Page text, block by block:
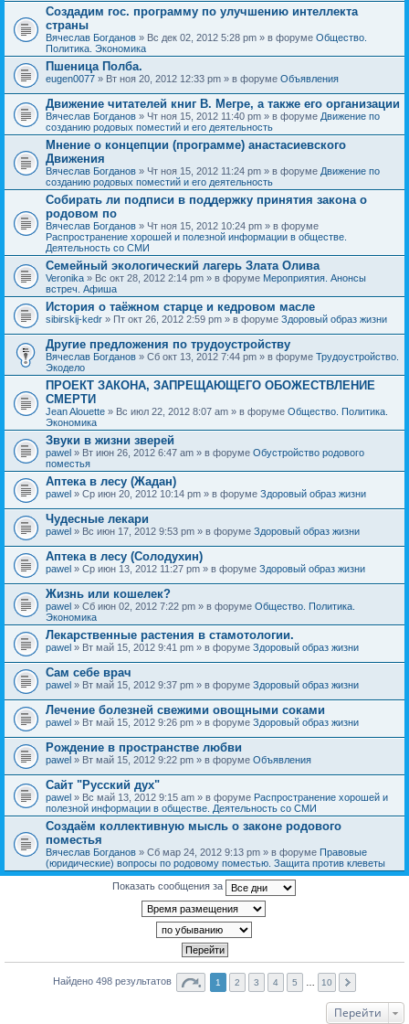
Создадим гос. программу по улучшению интеллекта
страны
Вячеслав Богданов » Вс дек 02, 2012 5:28 pm » в форуме Общество.
Политика. Экономика
Пшеница Полба.
eugen0077 » Вт ноя 20, 2012 12:33 pm » в форуме Объявления
Движение читателей книг В. Мегре, а также его организации
Вячеслав Богданов » Чт ноя 15, 2012 11:40 pm » в форуме Движение по
созданию родовых поместий и его деятельность
Мнение о концепции (программе) анастасиевского
Движения
Вячеслав Богданов » Чт ноя 15, 2012 11:24 pm » в форуме Движение по
созданию родовых поместий и его деятельность
Собирать ли подписи в поддержку принятия закона о
родовом по
Вячеслав Богданов » Чт ноя 15, 2012 10:24 pm » в форуме
Распространение хорошей и полезной информации в обществе.
Деятельность со СМИ
Семейный экологический лагерь Злата Олива
Veronika » Вс окт 28, 2012 2:14 pm » в форуме Мероприятия. Анонсы
встреч. Афиша
История о таёжном старце и кедровом масле
sibirskij-kedr » Пт окт 26, 2012 2:59 pm » в форуме Здоровый образ жизни
Другие предложения по трудоустройству
Вячеслав Богданов » Сб окт 13, 2012 7:44 pm » в форуме Трудоустройство.
Экодело
ПРОЕКТ ЗАКОНА, ЗАПРЕЩАЮЩЕГО ОБОЖЕСТВЛЕНИЕ
СМЕРТИ
Jean Alouette » Вс июл 22, 2012 8:07 am » в форуме Общество. Политика.
Экономика
Звуки в жизни зверей
pawel » Вт июн 26, 2012 6:47 am » в форуме Обустройство родового
поместья
Аптека в лесу (Жадан)
pawel » Ср июн 20, 2012 10:14 pm » в форуме Здоровый образ жизни
Чудесные лекари
pawel » Вс июн 17, 2012 9:53 pm » в форуме Здоровый образ жизни
Аптека в лесу (Солодухин)
pawel » Ср июн 13, 2012 11:27 pm » в форуме Здоровый образ жизни
Жизнь или кошелек?
pawel » Сб июн 02, 2012 7:22 pm » в форуме Общество. Политика.
Экономика
Лекарственные растения в стамотологии.
pawel » Вт май 15, 2012 9:41 pm » в форуме Здоровый образ жизни
Сам себе врач
pawel » Вт май 15, 2012 9:37 pm » в форуме Здоровый образ жизни
Лечение болезней свежими овощными соками
pawel » Вт май 15, 2012 9:26 pm » в форуме Здоровый образ жизни
Рождение в пространстве любви
pawel » Вт май 15, 2012 9:22 pm » в форуме Объявления
Сайт "Русский дух"
pawel » Вс май 13, 2012 9:15 am » в форуме Распространение хорошей и
полезной информации в обществе. Деятельность со СМИ
Создаём коллективную мысль о законе родового
поместья
Вячеслав Богданов » Сб мар 24, 2012 9:13 pm » в форуме Правовые
(юридические) вопросы по родовому поместью. Защита против клеветы
Показать сообщения за
Найдено 498 результатов 1 2 3 4 5 10
Перейти